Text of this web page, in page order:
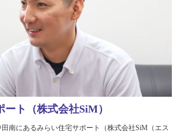
ト（株式会社SiM）
南にあるみらい住宅サポート（株式会社SiM（エス